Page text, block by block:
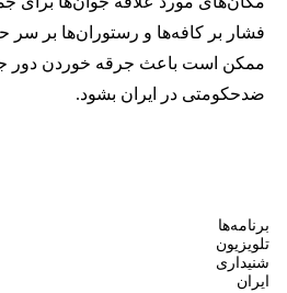
فشار بر کافه‌ها و رستوران‌ها بر سر
ممکن است باعث جرقه خوردن دور
ضدحکومتی در ایران بشود.
برنامه‌ها
تلویزیون
شنیداری
ایران